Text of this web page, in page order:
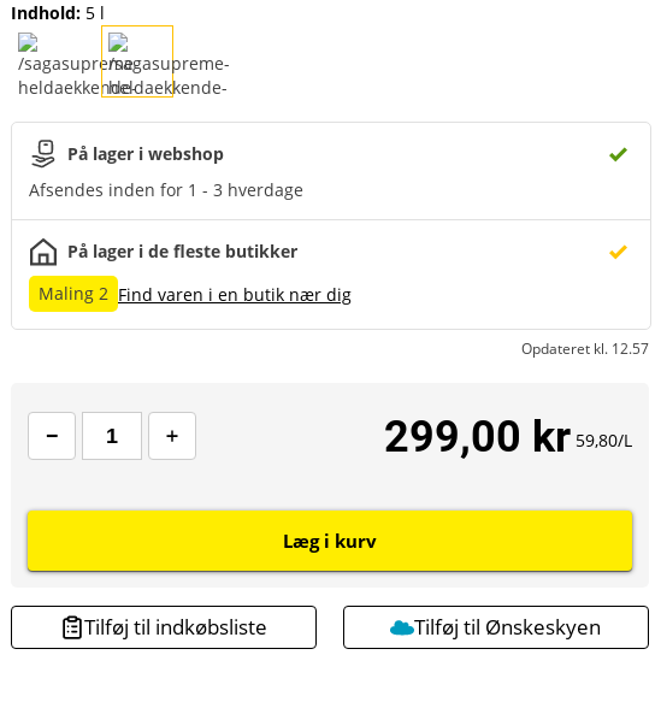
Indhold: 5 l
På lager i webshop
Afsendes inden for 1 - 3 hverdage
På lager i de fleste butikker
Maling 2 Find varen i en butik nær dig
Opdateret kl. 12.57
299,00 kr 59,80/L
Læg i kurv
Tilføj til indkøbsliste Tilføj til Ønskeskyen